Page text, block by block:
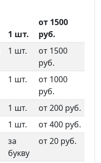
1 шт.
от 1500
руб.
1 шт.
от 1500
руб.
1 шт.
от 1000
руб.
1 шт.
от 200 руб.
1 шт.
от 400 руб.
за
букву
от 20 руб.